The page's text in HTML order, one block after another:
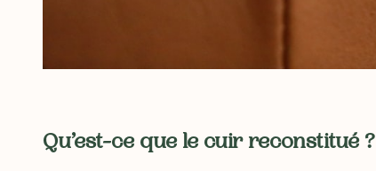
Qu’est-ce que le cuir reconstitué ?